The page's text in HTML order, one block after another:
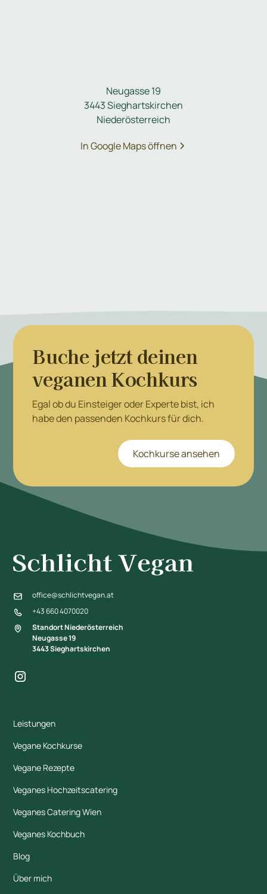
Neugasse 19
3443 Sieghartskirchen
Niederösterreich
In Google Maps öffnen
Buche jetzt deinen
veganen Kochkurs
Egal ob du Einsteiger oder Experte bist, ich
habe den passenden Kochkurs für dich.
Kochkurse ansehen
office@schlichtvegan.at
+43 660 4070020
Standort Niederösterreich
Neugasse 19
3443 Sieghartskirchen
Leistungen
Vegane Kochkurse
Vegane Rezepte
Veganes Hochzeitscatering
Veganes Catering Wien
Veganes Kochbuch
Blog
Über mich